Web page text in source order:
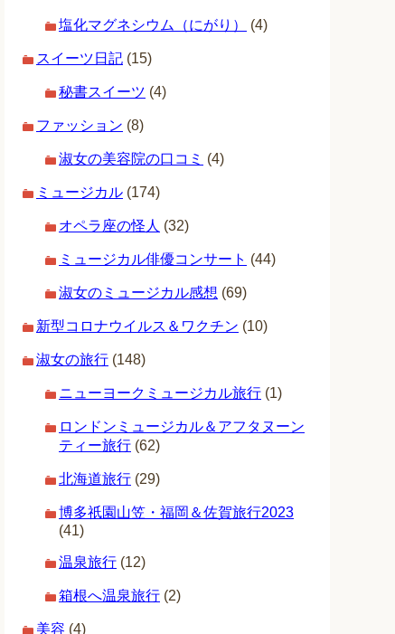
塩化マグネシウム（にがり） (4)
スイーツ日記 (15)
秘書スイーツ (4)
ファッション (8)
淑女の美容院の口コミ (4)
ミュージカル (174)
オペラ座の怪人 (32)
ミュージカル俳優コンサート (44)
淑女のミュージカル感想 (69)
新型コロナウイルス＆ワクチン (10)
淑女の旅行 (148)
ニューヨークミュージカル旅行 (1)
ロンドンミュージカル＆アフタヌーン
ティー旅行 (62)
北海道旅行 (29)
博多祇園山笠・福岡＆佐賀旅行2023
(41)
温泉旅行 (12)
箱根へ温泉旅行 (2)
美容 (4)